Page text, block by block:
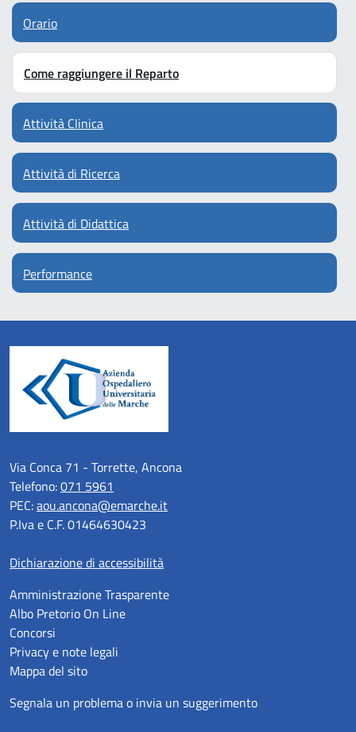
Orario
Come raggiungere il Reparto
Attività Clinica
Attività di Ricerca
Attività di Didattica
Performance
Via Conca 71 - Torrette, Ancona
Telefono:071 5961
PEC:aou.ancona@emarche.it
P.Iva e C.F. 01464630423
Dichiarazione di accessibilità
Amministrazione Trasparente
Albo Pretorio On Line
Concorsi
Privacy e note legali
Mappa del sito
Segnala un problema o invia un suggerimento